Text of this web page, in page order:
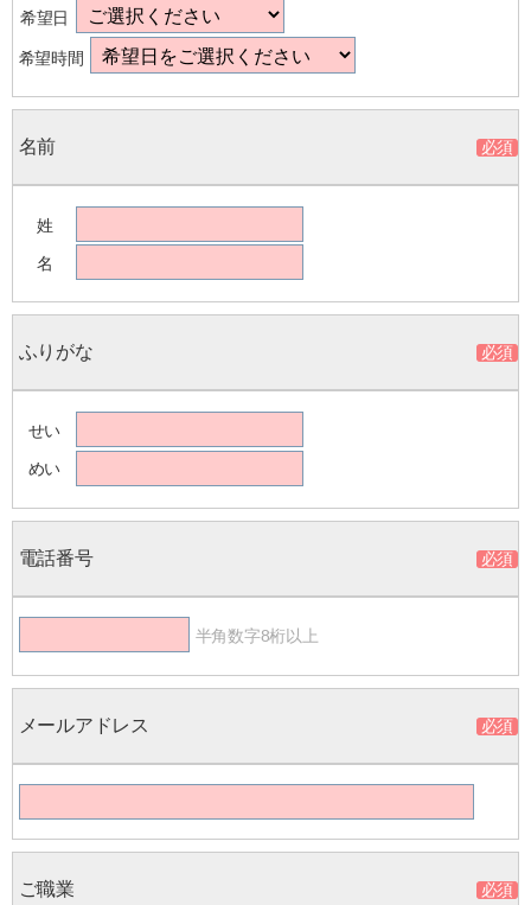
希望日
希望時間
名前
姓
名
ふりがな
せい
めい
電話番号
半角数字8桁以上
メールアドレス
ご職業